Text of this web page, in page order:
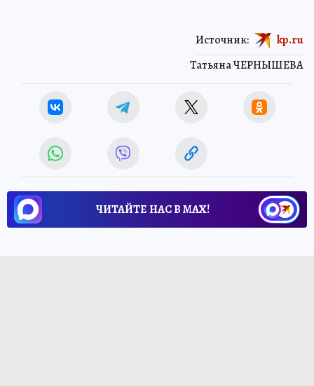
Татьяна ЧЕРНЫШЕВА
Источник: kp.ru
ЧИТАЙТЕ НАС В МАХ!